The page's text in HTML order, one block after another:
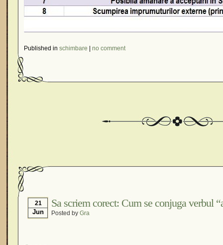
Published in schimbare no comment
21
Jun
Sa scriem corect: Cum se conjuga verbul
Posted by Gra